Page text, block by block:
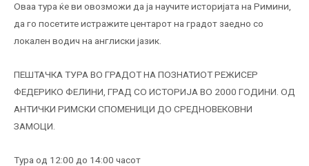
Оваа тура ќе ви овозможи да ја научите историјата на Римини,
да го посетите истражите центарот на градот заедно со
локален водич на англиски јазик.
ПЕШТАЧКА ТУРА ВО ГРАДОТ НА ПОЗНАТИОТ РЕЖИСЕР
ФЕДЕРИКО ФЕЛИНИ, ГРАД СО ИСТОРИЈА ВО 2000 ГОДИНИ. ОД
АНТИЧКИ РИМСКИ СПОМЕНИЦИ ДО СРЕДНОВЕКОВНИ
ЗАМОЦИ.
Тура од 12:00 до 14:00 часот